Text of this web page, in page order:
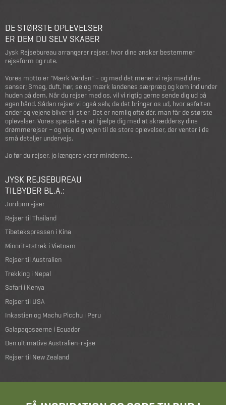
DE STØRSTE OPLEVELSER
ER DEM DU SELV SKABER
Jysk Rejsebureau arrangerer rejser, hvor dine ønsker bestemmer
rejseform og rute.
Vores motto er "Mærk Verden" – og med det mener vi rejs med dine
sanser; Smag, duft, hør, se og mærk landenes særpræg og kom ind under
huden på dem. Når du rejser med os, vil vi rigtig gerne sende dig ud på
egen hånd. Sådan rejser vi også selv, da det bringer os ud, hvor asfalten
ender og vejene bliver til stier. Det er nemlig ofte dér, man får de største
oplevelser. Vores speciale er at hjælpe dig med at skræddersy dine
drømmerejser – og vise dig vejen til de store oplevelser, der venter i de
små detaljer undervejs.
Jo før du rejser, jo længere varer minderne...
JYSK REJSEBUREAU
TILBYDER BL.A.:
Jordomrejser
Rejser til Thailand
Tibetekspressen i Kina
Minoritetstrek i Vietnam
Rejser til Australien
Trekking i Nepal
Safari i Kenya
Rejser til USA
Inkastien og Machu Picchu i Peru
Galapagosøerne i Ecuador
Den ultimative Australien-rejse
Rejser til New Zealand